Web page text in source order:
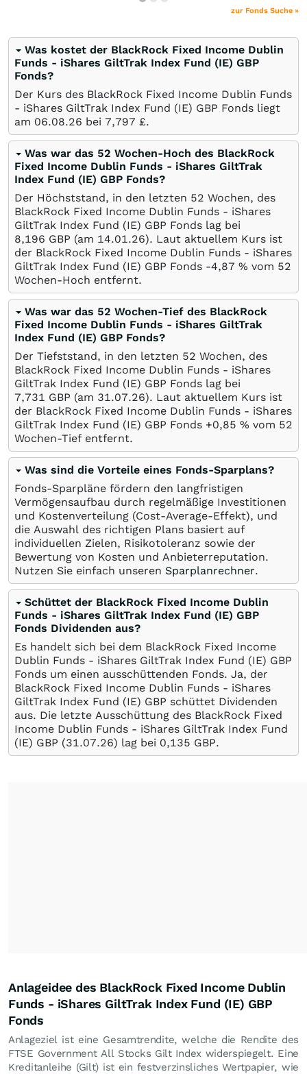
zur Fonds Suche »
Was kostet der BlackRock Fixed Income Dublin
Funds - iShares GiltTrak Index Fund (IE) GBP
Fonds?
Der Kurs des BlackRock Fixed Income Dublin Funds
- iShares GiltTrak Index Fund (IE) GBP Fonds liegt
am 06.08.26 bei 7,797 £.
Was war das 52 Wochen-Hoch des BlackRock
Fixed Income Dublin Funds - iShares GiltTrak
Index Fund (IE) GBP Fonds?
Der Höchststand, in den letzten 52 Wochen, des
BlackRock Fixed Income Dublin Funds - iShares
GiltTrak Index Fund (IE) GBP Fonds lag bei
8,196 GBP (am 14.01.26). Laut aktuellem Kurs ist
der BlackRock Fixed Income Dublin Funds - iShares
GiltTrak Index Fund (IE) GBP Fonds -4,87 % vom 52
Wochen-Hoch entfernt.
Was war das 52 Wochen-Tief des BlackRock
Fixed Income Dublin Funds - iShares GiltTrak
Index Fund (IE) GBP Fonds?
Der Tiefststand, in den letzten 52 Wochen, des
BlackRock Fixed Income Dublin Funds - iShares
GiltTrak Index Fund (IE) GBP Fonds lag bei
7,731 GBP (am 31.07.26). Laut aktuellem Kurs ist
der BlackRock Fixed Income Dublin Funds - iShares
GiltTrak Index Fund (IE) GBP Fonds +0,85 % vom 52
Wochen-Tief entfernt.
Was sind die Vorteile eines Fonds-Sparplans?
Fonds-Sparpläne fördern den langfristigen
Vermögensaufbau durch regelmäßige Investitionen
und Kostenverteilung (Cost-Average-Effekt), und
die Auswahl des richtigen Plans basiert auf
individuellen Zielen, Risikotoleranz sowie der
Bewertung von Kosten und Anbieterreputation.
Nutzen Sie einfach unseren Sparplanrechner.
Schüttet der BlackRock Fixed Income Dublin
Funds - iShares GiltTrak Index Fund (IE) GBP
Fonds Dividenden aus?
Es handelt sich bei dem BlackRock Fixed Income
Dublin Funds - iShares GiltTrak Index Fund (IE) GBP
Fonds um einen ausschüttenden Fonds. Ja, der
BlackRock Fixed Income Dublin Funds - iShares
GiltTrak Index Fund (IE) GBP schüttet Dividenden
aus. Die letzte Ausschüttung des BlackRock Fixed
Income Dublin Funds - iShares GiltTrak Index Fund
(IE) GBP (31.07.26) lag bei 0,135 GBP.
Anlageidee des BlackRock Fixed Income Dublin
Funds - iShares GiltTrak Index Fund (IE) GBP
Fonds
Anlageziel ist eine Gesamtrendite, welche die Rendite des
FTSE Government All Stocks Gilt Index widerspiegelt. Eine
Kreditanleihe (Gilt) ist ein festverzinsliches Wertpapier, wie